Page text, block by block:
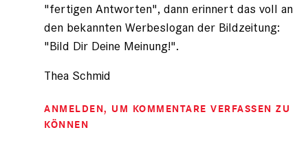
"fertigen Antworten", dann erinnert das voll an
den bekannten Werbeslogan der Bildzeitung:
"Bild Dir Deine Meinung!".
Thea Schmid
ANMELDEN, UM KOMMENTARE VERFASSEN ZU
KÖNNEN